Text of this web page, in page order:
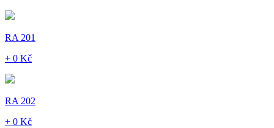
RA 201
+ 0 Kč
RA 202
+ 0 Kč